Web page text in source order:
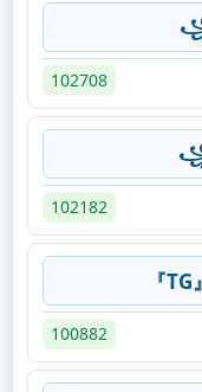
102708
102182
『
100882